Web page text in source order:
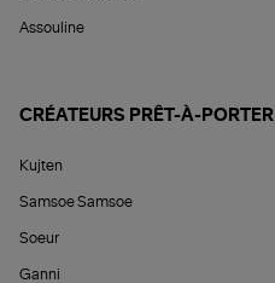
Assouline
CRÉATEURS PRÊT-À-PORTER
Kujten
Samsoe Samsoe
Soeur
Ganni